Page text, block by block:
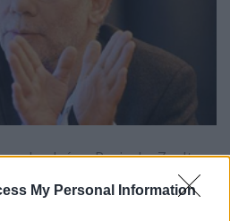
My Personal Information
- Reviczky Zsolt
levele: